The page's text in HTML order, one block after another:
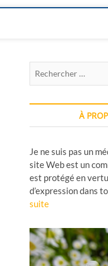
À
Je ne suis pas un
site Web est un
est protégé en
d’expression dans
suite